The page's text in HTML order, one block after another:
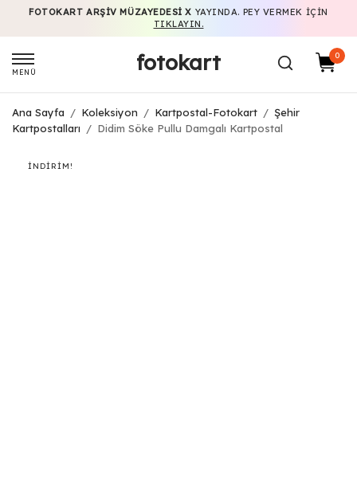
FOTOKART ARŞIV MÜZAYEDESI X YAYINDA. PEY VERMEK IÇIN
TIKLAYIN.
MENÜ fotokart 0
Ana Sayfa / Koleksiyon / Kartpostal-Fotokart / Şehir
Kartpostalları
/ Didim Söke Pullu Damgalı Kartpostal
İNDIRIM!